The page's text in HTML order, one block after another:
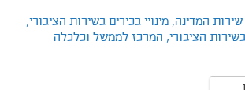
שירות המדינה, מינויי בכירים בשירות הציבורי,
הציבורי, המרכז לממשל וכלכלה